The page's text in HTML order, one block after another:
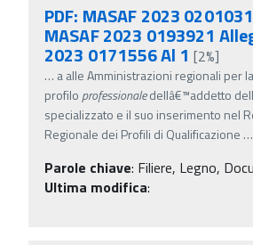
PDF: MASAF 2023
MASAF 2023 0193921
2023 0171556 Al 1 [2%]
… a alle Amministrazioni regionali per
profilo professionaledellâ€™addetto
specializzato e il suo inserimento nel
Regionale dei Profili di Qualificazione …
Parole chiave: Filiere, Legno,
Ultima modifica: